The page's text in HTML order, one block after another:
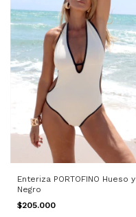
Enteriza PORTOFINO Hueso y
Negro
$205.000